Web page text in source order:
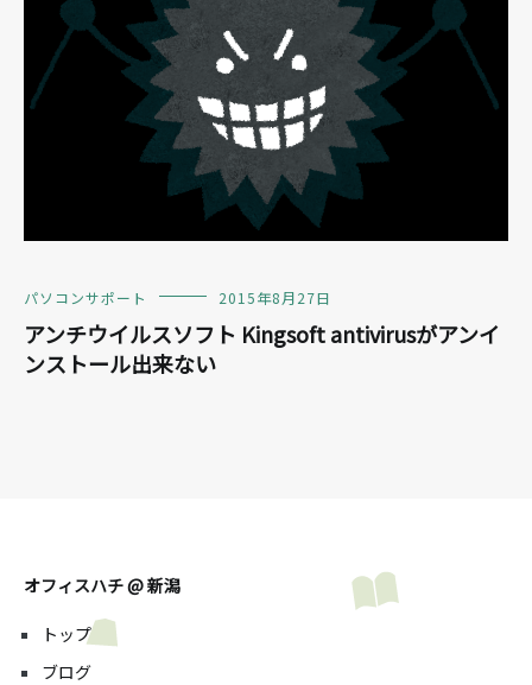
パソコンサポート 2015年8月27日
アンチウイルスソフト Kingsoft antivirusがアンイ
ンストール出来ない
オフィスハチ @ 新潟
トップ
ブログ